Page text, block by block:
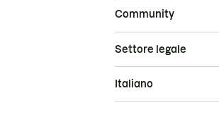
Community
Settore legale
Italiano